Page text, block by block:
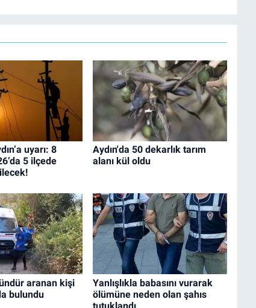
uyarı: 8
5 ilçede
Aydın'da 50 dekarlık tarım
alanı kül oldu
aranan kişi
bulundu
Yanlışlıkla babasını vurarak
ölümüne neden olan şahıs
tutuklandı